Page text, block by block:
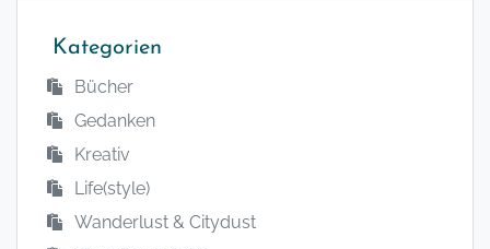
Kategorien
Bücher
Gedanken
Kreativ
Life(style)
Wanderlust & Citydust